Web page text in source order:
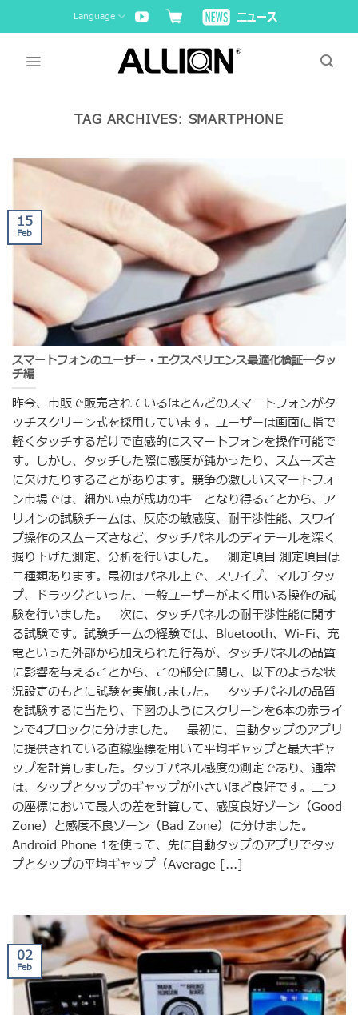
to
Language
TAG ARCHIVES: SMARTPHONE
スマートフォンのユーザー・エクスペリエンス最適化検証―タッ
チ編
昨今、市販で販売されているほとんどのスマートフォンがタ
ッチスクリーン式を採用しています。ユーザーは画面に指で
軽くタッチするだけで直感的にスマートフォンを操作可能で
す。しかし、タッチした際に感度が鈍かったり、スムーズさ
に欠けたりすることがあります。競争の激しいスマートフォ
ン市場では、細かい点が成功のキーとなり得ることから、ア
リオンの試験チームは、反応の敏感度、耐干渉性能、スワイ
プ操作のスムーズさなど、タッチパネルのディテールを深く
掘り下げた測定、分析を行いました。 測定項目 測定項目は
二種類あります。最初はパネル上で、スワイプ、マルチタッ
プ、ドラッグといった、一般ユーザーがよく用いる操作の試
験を行いました。 次に、タッチパネルの耐干渉性能に関す
る試験です。試験チームの経験では、Bluetooth、Wi-Fi、充
電といった外部から加えられた行為が、タッチパネルの品質
に影響を与えることから、この部分に関し、以下のような状
況設定のもとに試験を実施しました。 タッチパネルの品質
を試験するに当たり、下図のようにスクリーンを6本の赤ライ
ンで4ブロックに分けました。 最初に、自動タップのアプリ
に提供されている直線座標を用いて平均ギャップと最大ギャ
ップを計算しました。タッチパネル感度の測定であり、通常
は、タップとタップのギャップが小さいほど良好です。二つ
の座標において最大の差を計算して、感度良好ゾーン（Good
Zone）と感度不良ゾーン（Bad Zone）に分けました。
Android Phone 1を使って、先に自動タップのアプリでタッ
プとタップの平均ギャップ（Average [...]
15
Feb
02
Feb